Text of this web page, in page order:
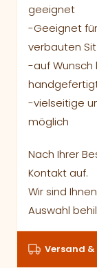
geeignet
-Geeignet
verbauten
-auf Wunsch
-vielseitige
möglich
Nach Ihrer
Kontakt auf.
Wir sind
Auswahl
Versand